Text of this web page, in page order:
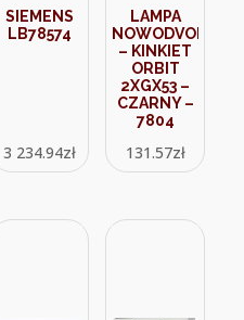
SIEMENS
LB78574
3 234.94zł
LAMPA
NOWODVORSKI
– KINKIET
ORBIT
2XGX53 –
CZARNY –
7804
131.57zł